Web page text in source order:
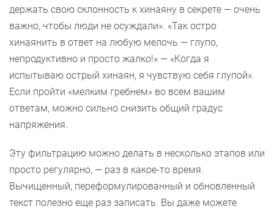
держать свою склонность к хинаяну в секрете — очень
важно, чтобы люди не осуждали». «Так остро
хинаянить в ответ на любую мелочь — глупо,
непродуктивно и просто жалко!» — «Когда я
испытываю острый хинаян, я чувствую себя глупой».
Если пройти «мелким гребнем» во всем вашим
ответам, можно сильно снизить общий градус
напряжения.
Эту фильтрацию можно делать в несколько этапов или
просто регулярно, — раз в какое-то время.
Вычищенный, переформулированный и обновленный
текст полезно еще раз записать. Вы даже можете